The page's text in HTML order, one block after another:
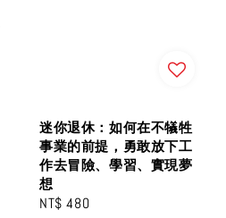
迷你退休：如何在不犠牲
事業的前提，勇敢放下工
作去冒險、學習、實現夢
想
Regular
NT$ 480